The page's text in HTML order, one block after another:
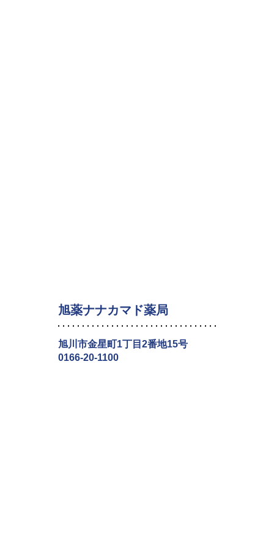
旭薬ナナカマド薬局
旭川市金星町1丁目2番地15号
0166-20-1100